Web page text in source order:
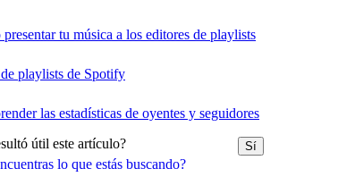
lo que estás buscando?
tu música a los editores de playlists
playlists de Spotify
las estadísticas de oyentes y seguidores
útil este artículo? Sí